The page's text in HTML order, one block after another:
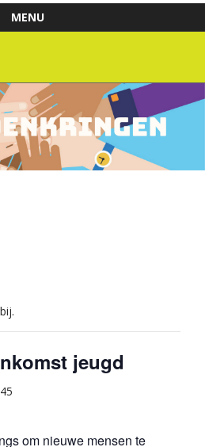
MENU
jeugd
om nieuwe mensen te